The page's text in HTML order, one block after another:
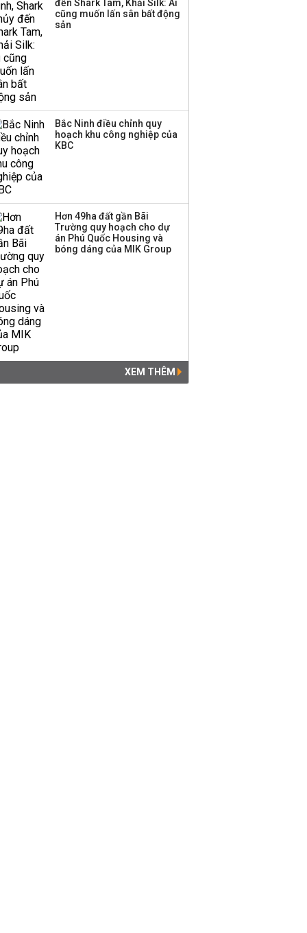
đến Shark Tam, Khải Silk: Ai
cũng muốn lấn sân bất động
sản
Bắc Ninh điều chỉnh quy
hoạch khu công nghiệp của
KBC
Hơn 49ha đất gần Bãi
Trường quy hoạch cho dự
án Phú Quốc Housing và
bóng dáng của MIK Group
XEM THÊM